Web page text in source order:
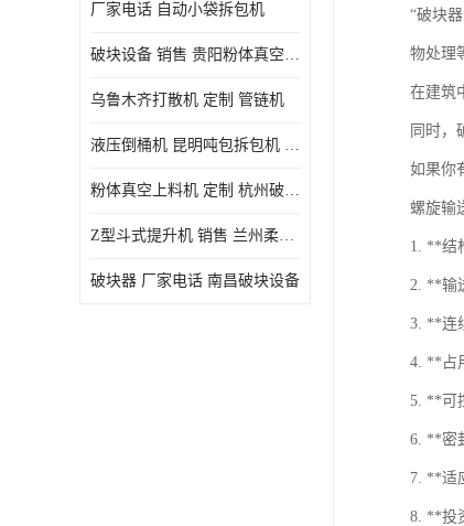
厂家电话 自动小袋拆包机
破块设备 销售 贵阳粉体真空上料机
乌鲁木齐打散机 定制 管链机
液压倒桶机 昆明吨包拆包机 定制
粉体真空上料机 定制 杭州破块器
Z型斗式提升机 销售 兰州柔性螺旋输送机
破块器 厂家电话 南昌破块设备
“破块
物处理
在建筑
同时，
如果你
螺旋输
1. **结
2. **输
3. **连
4. **占
5. **可
6. **密
7. **适
8. **投